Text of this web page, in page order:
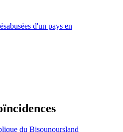
d'un pays en
du Bisounoursland